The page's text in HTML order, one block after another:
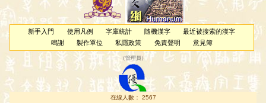
新手入門 使用凡例 字庫統計 隨機漢字
最近被搜索的漢字
鳴謝
製作單位 私隱政策 免責聲明 意見簿
（管理員 ）
在線人數： 2567